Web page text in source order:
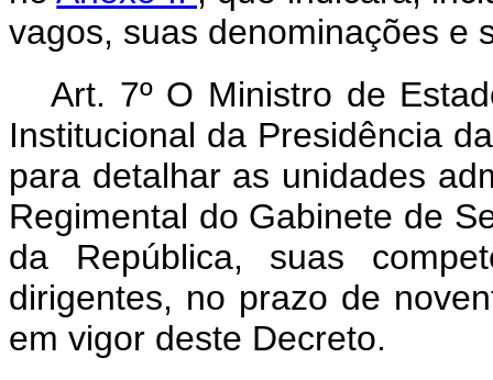
vagos, suas denominações e
Art. 7º O Ministro de
Institucional da Presidência
para detalhar as unidades
Regimental do Gabinete de
da República, suas
dirigentes, no prazo de
em vigor deste Decreto.